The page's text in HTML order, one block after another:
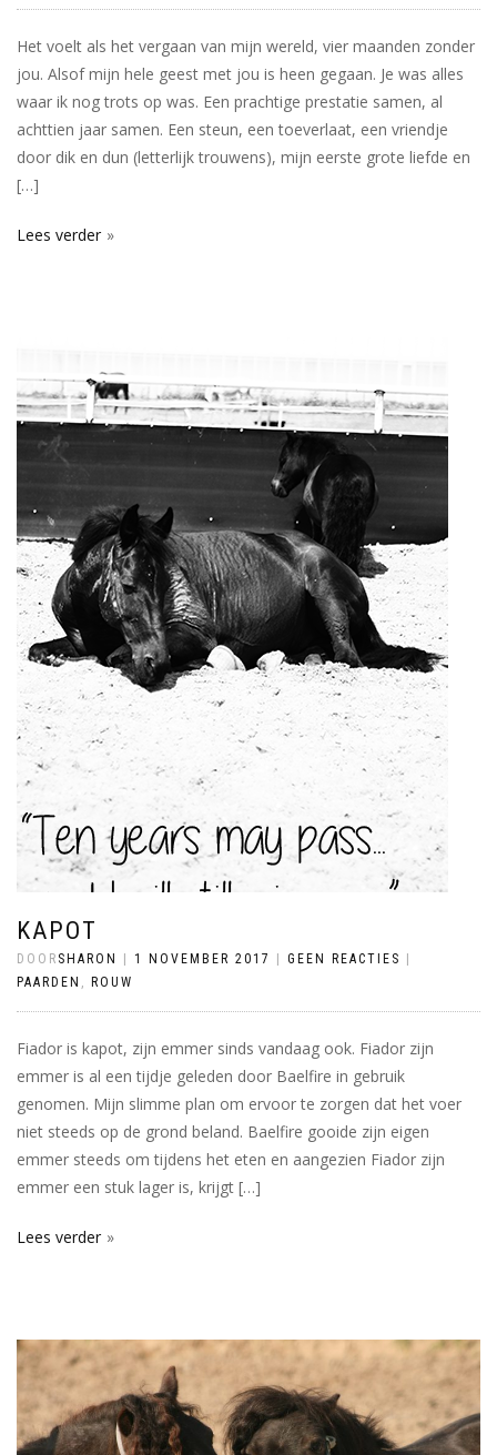
Het voelt als het vergaan van mijn wereld, vier maanden zonder
jou. Alsof mijn hele geest met jou is heen gegaan. Je was alles
waar ik nog trots op was. Een prachtige prestatie samen, al
achttien jaar samen. Een steun, een toeverlaat, een vriendje
door dik en dun (letterlijk trouwens), mijn eerste grote liefde en
[…]
Lees verder
KAPOT
DOOR SHARON 1 NOVEMBER 2017 GEEN REACTIES
PAARDEN , ROUW
Fiador is kapot, zijn emmer sinds vandaag ook. Fiador zijn
emmer is al een tijdje geleden door Baelfire in gebruik
genomen. Mijn slimme plan om ervoor te zorgen dat het voer
niet steeds op de grond beland. Baelfire gooide zijn eigen
emmer steeds om tijdens het eten en aangezien Fiador zijn
emmer een stuk lager is, krijgt […]
Lees verder